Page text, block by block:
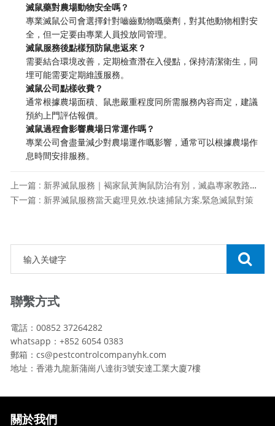
滅鼠藥對農場動物安全嗎？
專業滅鼠公司會選擇針對嚙齒動物嘅藥劑，對其他動物相對安
全，但一定要由專業人員投放同管理。
滅鼠服務後點樣預防鼠患返來？
需要結合環境改善，定期檢查潛在入侵點，保持清潔衛生，同
埋可能需要定期維護服務。
滅鼠公司點樣收費？
通常根據農場面積、鼠患嚴重程度同所需服務內容而定，建議
預約上門評估報價。
滅鼠過程會影響農場日常運作嗎？
專業公司會盡量減少對農場運作嘅影響，通常可以根據農場作
息時間安排服務。
上一篇 : 新界滅鼠服務｜褐家鼠黃胸鼠防治有別，滅蟲專家教路針對性策略
下一篇 : 新界滅鼠服務當天處理見效,快速捕鼠方案,緊急滅鼠對策
聯繫方式
電話：00852 37264282
whatsapp：+852 6054 0383
郵箱：cs@pestcontrolcompanyhk.com
地址：香港九龍新蒲崗八達街3號安達工業大廈7樓
關於我們